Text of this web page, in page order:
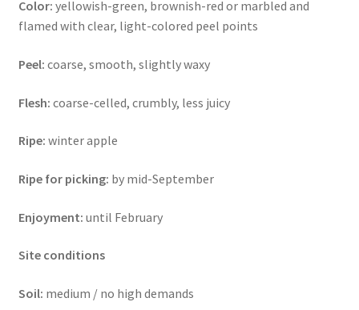
Color: yellowish-green, brownish-red or marbled and
flamed with clear, light-colored peel points
Peel: coarse, smooth, slightly waxy
Flesh: coarse-celled, crumbly, less juicy
Ripe: winter apple
Ripe for picking: by mid-September
Enjoyment: until February
Site conditions
Soil: medium / no high demands